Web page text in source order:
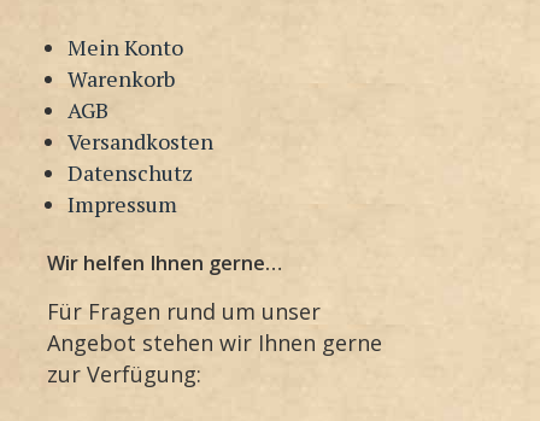
Mein Konto
Warenkorb
AGB
Versandkosten
Datenschutz
Impressum
Wir helfen Ihnen gerne…
Für Fragen rund um unser
Angebot stehen wir Ihnen gerne
zur Verfügung: